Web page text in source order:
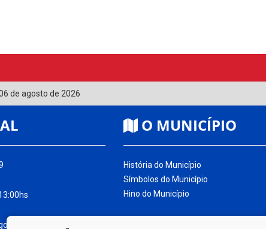
de agosto de 2026
O MUNICÍPIO
História do Município
Símbolos do Município
Hino do Município